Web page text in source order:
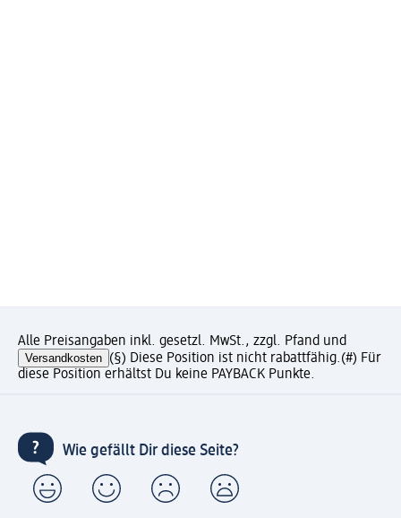
Alle Preisangaben inkl. gesetzl. MwSt., zzgl. Pfand und
Versandkosten (§) Diese Position ist nicht rabattfähig.(#) Für
diese Position erhältst Du keine PAYBACK Punkte.
Wie gefällt Dir diese Seite?